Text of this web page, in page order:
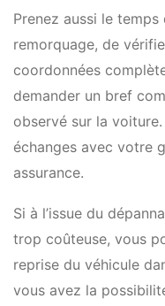
Prenez aussi le
remorquage, de
coordonnées
demander un bref
observé sur la
échanges avec votre
assurance.
Si à l’issue du
trop coûteuse, vous
reprise du véhicule
vous avez la